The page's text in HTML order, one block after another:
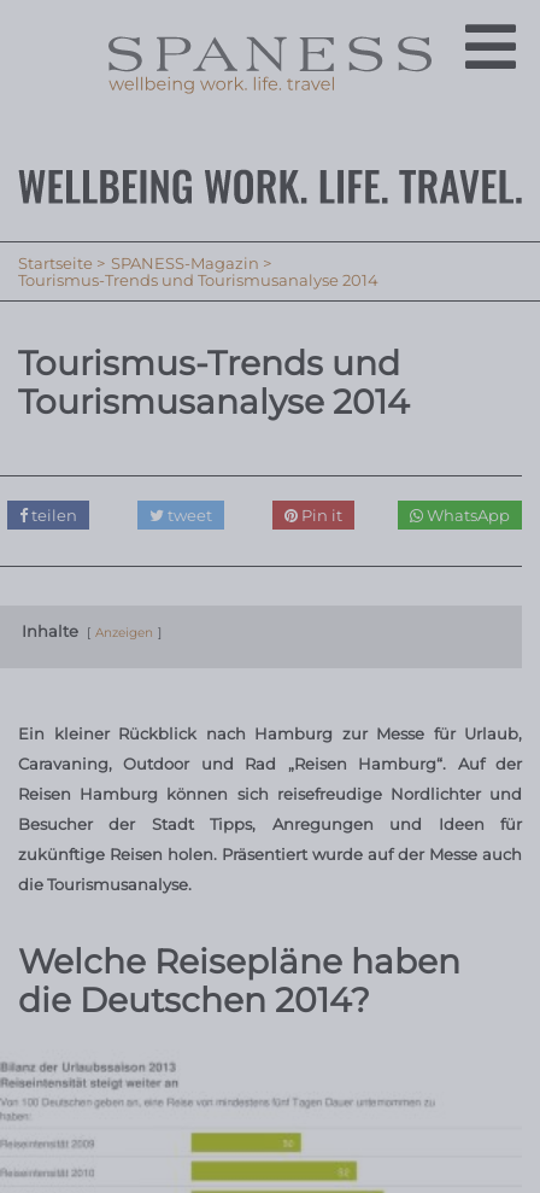
Startseite
SPANESS-Magazin
Tourismus-Trends und Tourismusanalyse 2014
Tourismus-Trends und
Tourismusanalyse 2014
teilen tweet Pin it WhatsApp
Inhalte Anzeigen
Ein kleiner Rückblick nach Hamburg zur Messe für Urlaub,
Caravaning, Outdoor und Rad „Reisen Hamburg“. Auf der
Reisen Hamburg können sich reisefreudige Nordlichter und
Besucher der Stadt Tipps, Anregungen und Ideen für
zukünftige Reisen holen. Präsentiert wurde auf der Messe auch
die Tourismusanalyse.
Welche Reisepläne haben
die Deutschen 2014?